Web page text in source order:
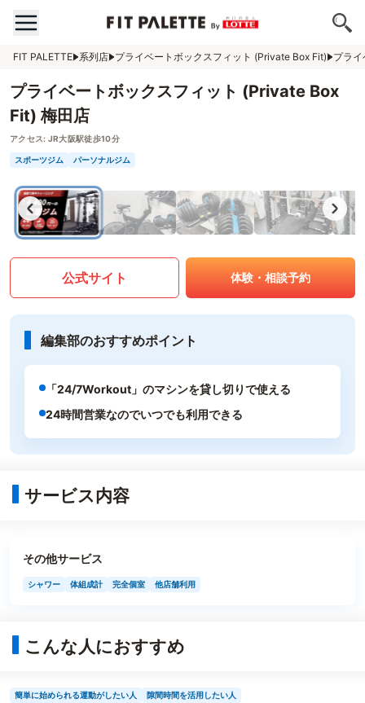
FIT PALETTE 系列店 プライベートボックスフィット (Private Box Fit) プラ
プライベートボックスフィット (Private Box
Fit) 梅田店
アクセス: JR大阪駅徒歩10分
スポーツジム パーソナルジム
公式サイト 体験・相談予約
編集部のおすすめポイント
「24/7Workout」のマシンを貸し切りで使える
24時間営業なのでいつでも利用できる
サービス内容
その他サービス
シャワー 体組成計 完全個室 他店舗利用
こんな人におすすめ
簡単に始められる運動がしたい人
隙間時間を活用したい人